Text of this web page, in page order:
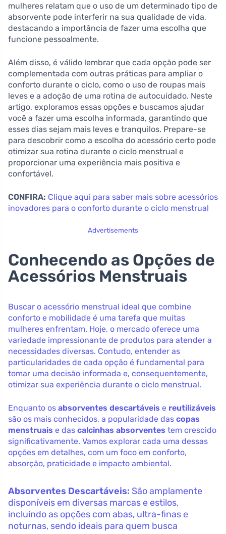
mulheres relatam que o uso de um determinado tipo de
absorvente pode interferir na sua qualidade de vida,
destacando a importância de fazer uma escolha que
funcione pessoalmente.
Além disso, é válido lembrar que cada opção pode ser
complementada com outras práticas para ampliar o
conforto durante o ciclo, como o uso de roupas mais
leves e a adoção de uma rotina de autocuidado. Neste
artigo, exploramos essas opções e buscamos ajudar
você a fazer uma escolha informada, garantindo que
esses dias sejam mais leves e tranquilos. Prepare-se
para descobrir como a escolha do acessório certo pode
otimizar sua rotina durante o ciclo menstrual e
proporcionar uma experiência mais positiva e
confortável.
CONFIRA: Clique aqui para saber mais sobre acessórios
inovadores para o conforto durante o ciclo menstrual
Advertisements
Conhecendo as Opções de
Acessórios Menstruais
Buscar o acessório menstrual ideal que combine
conforto e mobilidade é uma tarefa que muitas
mulheres enfrentam. Hoje, o mercado oferece uma
variedade impressionante de produtos para atender a
necessidades diversas. Contudo, entender as
particularidades de cada opção é fundamental para
tomar uma decisão informada e, consequentemente,
otimizar sua experiência durante o ciclo menstrual.
Enquanto os absorventes descartáveis e reutilizáveis
são os mais conhecidos, a popularidade das copas
menstruais e das calcinhas absorventes tem crescido
significativamente. Vamos explorar cada uma dessas
opções em detalhes, com um foco em conforto,
absorção, praticidade e impacto ambiental.
Absorventes Descartáveis: São amplamente
disponíveis em diversas marcas e estilos,
incluindo as opções com abas, ultra-finas e
noturnas, sendo ideais para quem busca